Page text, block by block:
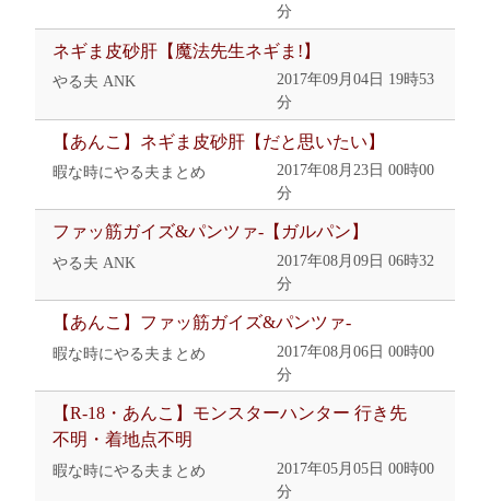
分
ネギま皮砂肝【魔法先生ネギま!】
やる夫 ANK
2017年09月04日 19時53
分
【あんこ】ネギま皮砂肝【だと思いたい】
暇な時にやる夫まとめ
2017年08月23日 00時00
分
ファッ筋ガイズ&パンツァ-【ガルパン】
やる夫 ANK
2017年08月09日 06時32
分
【あんこ】ファッ筋ガイズ&パンツァ-
暇な時にやる夫まとめ
2017年08月06日 00時00
分
【R-18・あんこ】モンスターハンター 行き先
不明・着地点不明
暇な時にやる夫まとめ
2017年05月05日 00時00
分